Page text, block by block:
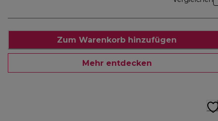
Zum Warenkorb hinzufügen
Mehr entdecken